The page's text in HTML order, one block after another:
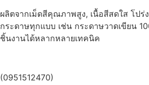
ผลิตจากเม็ดสีคุณภาพสูง, เนื้อสีสดใส โป
กระดาษทุกแบบ เช่น กระดาษวาดเขียน
ชิ้นงานได้หลากหลายเทคนิค
(0951512470)